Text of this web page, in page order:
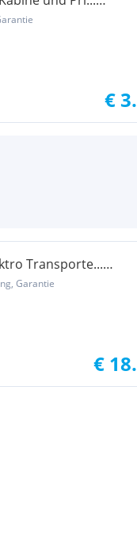
€
Transporte...
Garantie
€